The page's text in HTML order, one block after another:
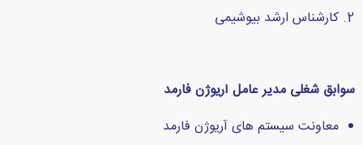
کارشناس ارشد بیوشیمی
سوابق شغلی مدیر عامل آریوژن فارمد
معاونت سیستم های آریوژن فارمد